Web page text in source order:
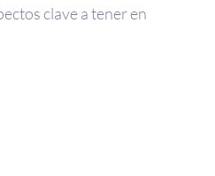
clave a tener en